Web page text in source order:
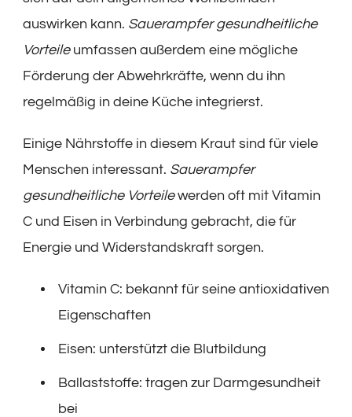
auswirken kann. Sauerampfer gesundheitliche
Vorteileumfassen außerdem eine mögliche
Förderung der Abwehrkräfte, wenn du ihn
regelmäßig in deine Küche integrierst.
Einige Nährstoffe in diesem Kraut sind für viele
Menschen interessant. Sauerampfer
gesundheitliche Vorteilewerden oft mit Vitamin
C und Eisen in Verbindung gebracht, die für
Energie und Widerstandskraft sorgen.
Vitamin C: bekannt für seine antioxidativen
Eigenschaften
Eisen: unterstützt die Blutbildung
Ballaststoffe: tragen zur Darmgesundheit
bei